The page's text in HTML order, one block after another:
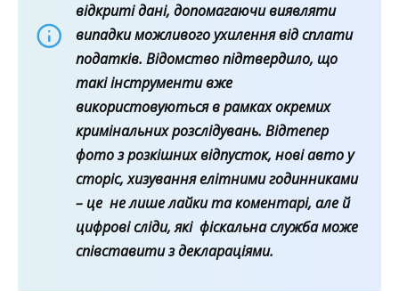
відкриті дані, допомагаючи виявляти
випадки можливого ухилення від сплати
податків. Відомство підтвердило, що
такі інструменти вже
використовуються в рамках окремих
кримінальних розслідувань. Відтепер
фото з розкішних відпусток, нові авто у
сторіс, хизування елітними годинниками
– це не лише лайки та коментарі, але й
цифрові сліди, які фіскальна служба може
співставити з деклараціями.